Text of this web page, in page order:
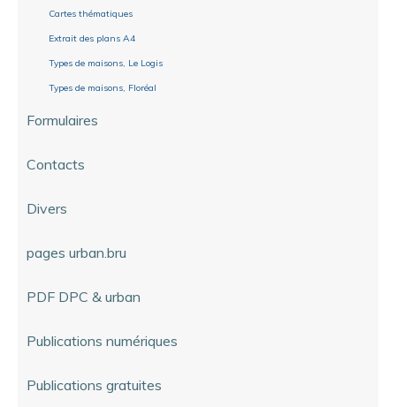
Cartes thématiques
Extrait des plans A4
Types de maisons, Le Logis
Types de maisons, Floréal
Formulaires
Contacts
Divers
pages urban.bru
PDF DPC & urban
Publications numériques
Publications gratuites